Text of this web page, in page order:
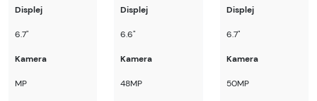
Displej
6.7"
Kamera
MP
Displej
6.6"
Kamera
48MP
Displej
6.7"
Kamera
50MP